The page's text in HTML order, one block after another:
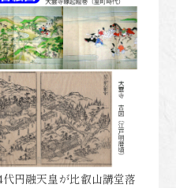
円融天皇が比叡山講堂落